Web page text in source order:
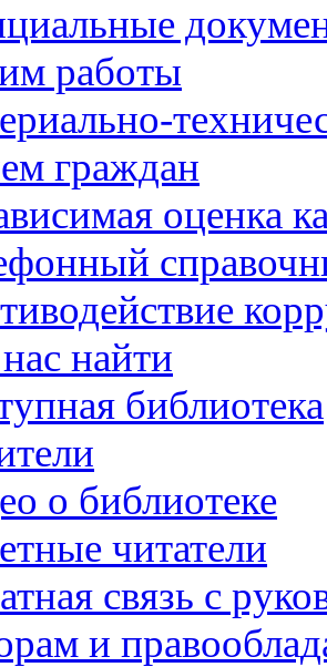
работы
граждан
оценка
найти
библиотека
о библиотеке
читатели
связь с
и